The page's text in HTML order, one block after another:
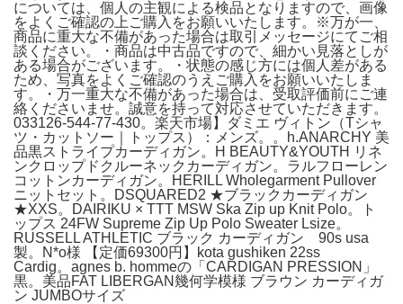
については、個人の主観による検品となりますので、画像
をよくご確認の上ご購入をお願いいたします。※万が一、
商品に重大な不備があった場合は取引メッセージにてご相
談ください。・商品は中古品ですので、細かい見落としが
ある場合がございます。・状態の感じ方には個人差がある
ため、写真をよくご確認のうえご購入をお願いいたしま
す。・万一重大な不備があった場合は、受取評価前にご連
絡くださいませ。誠意を持って対応させていただきます。
033126-544-77-430。楽天市場】ダミエ ヴィトン（Tシャ
ツ・カットソー｜トップス）：メンズ。。h.ANARCHY 美
品黒ストライプカーディガン。H BEAUTY&YOUTH リネ
ンクロップドクルーネックカーディガン。ラルフローレン
コットンカーディガン。HERILL Wholegarment Pullover
ニットセット。DSQUARED2 ★ブラックカーディガン
★XXS。DAIRIKU × TTT MSW Ska Zip up Knit Polo。ト
ップス 24FW Supreme Zip Up Polo Sweater Lsize。
RUSSELL ATHLETIC ブラック カーディガン 90s usa
製。N*o様 【定価69300円】kota gushiken 22ss
Cardig。agnes b. hommeの「CARDIGAN PRESSION」
黒。美品FAT LIBERGAN幾何学模様 ブラウン カーディガ
ン JUMBOサイズ